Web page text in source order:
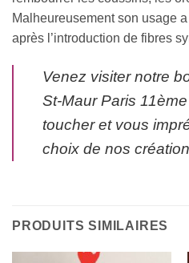
Malheureusement son usage
après l’introduction de fibres
Venez visiter notre
St-Maur Paris
toucher et vous
choix de nos
PRODUITS SIMILAIRES